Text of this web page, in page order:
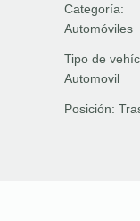
Categoría:
Automóviles
Tipo de
Automovil
Posición: